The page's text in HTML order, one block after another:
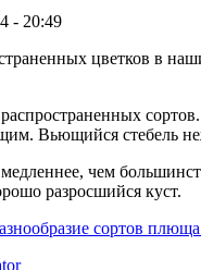
- 20:49
цветков в
сортов.
Вьющийся стебель
чем
разросшийся куст.
сортов